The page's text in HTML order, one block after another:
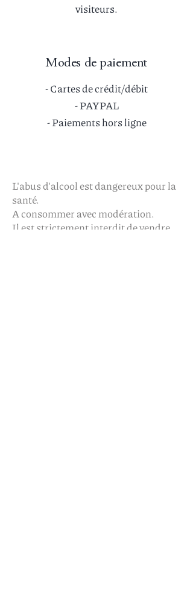
visiteurs.
Modes de paiement
- Cartes de crédit/débit
- PAYPAL
- Paiements hors ligne
L'abus d'alcool est dangereux pour la
santé.
A consommer avec modération.
Il est strictement interdit de vendre